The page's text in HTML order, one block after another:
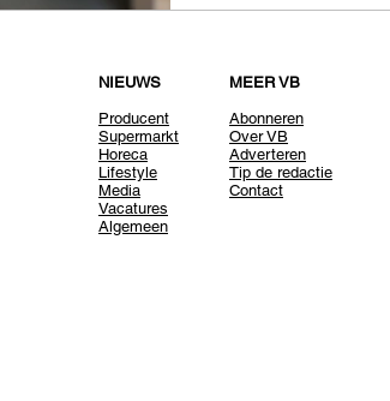
NIEUWS
Producent
Supermarkt
Horeca
Lifestyle
Media
Vacatures
Algemeen
MEER VB
Abonneren
Over VB
Adverteren
Tip de redactie
Contact